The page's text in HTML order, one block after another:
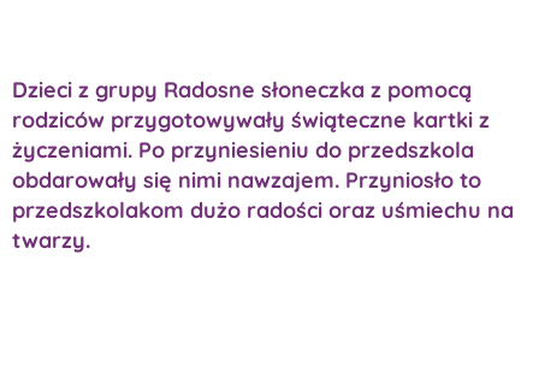
Dzieci z grupy Radosne słoneczka z pomocą
rodziców przygotowywały świąteczne kartki z
życzeniami. Po przyniesieniu do przedszkola
obdarowały się nimi nawzajem. Przyniosło to
przedszkolakom dużo radości oraz uśmiechu na
twarzy.